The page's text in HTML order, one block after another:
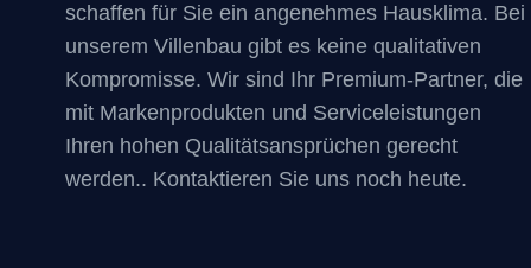
schaffen für Sie ein angenehmes Hausklima. Bei
unserem Villenbau gibt es keine qualitativen
Kompromisse. Wir sind Ihr Premium-Partner, die
mit Markenprodukten und Serviceleistungen
Ihren hohen Qualitätsansprüchen gerecht
werden.. Kontaktieren Sie uns noch heute.